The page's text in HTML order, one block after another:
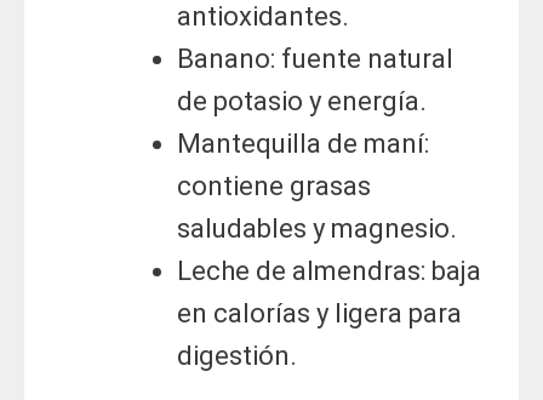
antioxidantes.
Banano: fuente natural
de potasio y energía.
Mantequilla de maní:
contiene grasas
saludables y magnesio.
Leche de almendras: baja
en calorías y ligera para
digestión.